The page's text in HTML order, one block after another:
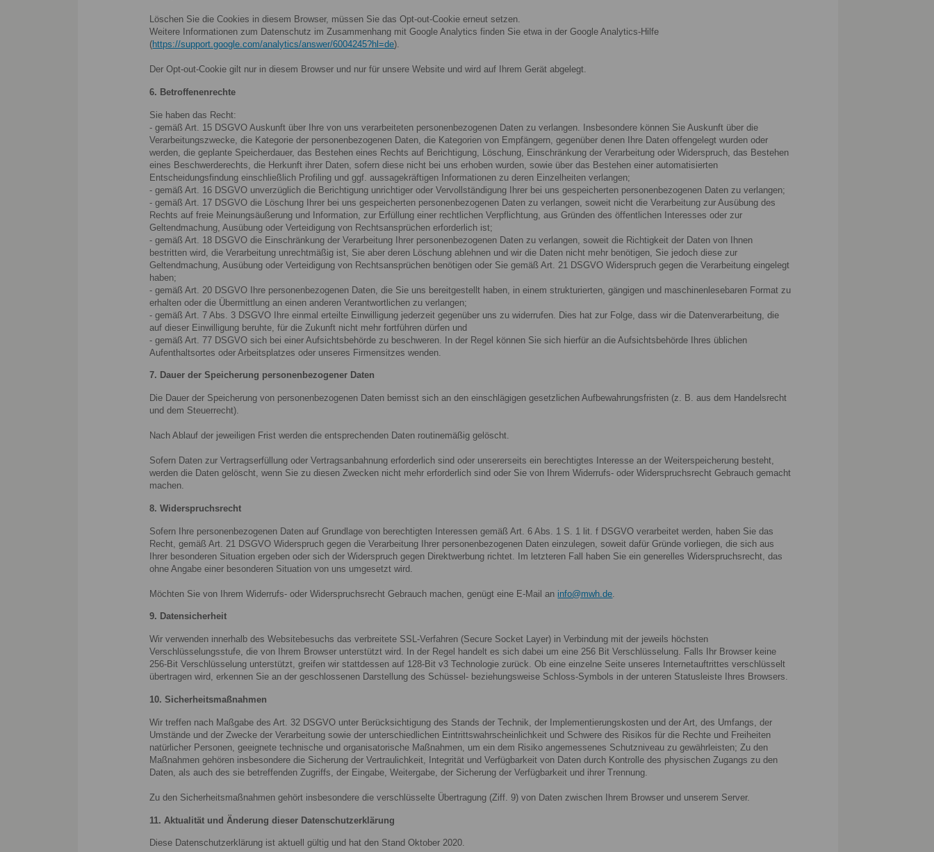
Löschen Sie die Cookies in diesem Browser, müssen Sie das Opt-out-Cookie erneut setzen.
Weitere Informationen zum Datenschutz im Zusammenhang mit Google Analytics finden Sie etwa in der Google Analytics-Hilfe
(https://support.google.com/analytics/answer/6004245?hl=de).
Der Opt-out-Cookie gilt nur in diesem Browser und nur für unsere Website und wird auf Ihrem Gerät abgelegt.
6. Betroffenenrechte
Sie haben das Recht:
- gemäß Art. 15 DSGVO Auskunft über Ihre von uns verarbeiteten personenbezogenen Daten zu verlangen. Insbesondere können Sie Auskunft über die
Verarbeitungszwecke, die Kategorie der personenbezogenen Daten, die Kategorien von Empfängern, gegenüber denen Ihre Daten offengelegt wurden oder
werden, die geplante Speicherdauer, das Bestehen eines Rechts auf Berichtigung, Löschung, Einschränkung der Verarbeitung oder Widerspruch, das Bestehen
eines Beschwerderechts, die Herkunft ihrer Daten, sofern diese nicht bei uns erhoben wurden, sowie über das Bestehen einer automatisierten
Entscheidungsfindung einschließlich Profiling und ggf. aussagekräftigen Informationen zu deren Einzelheiten verlangen;
- gemäß Art. 16 DSGVO unverzüglich die Berichtigung unrichtiger oder Vervollständigung Ihrer bei uns gespeicherten personenbezogenen Daten zu verlangen;
- gemäß Art. 17 DSGVO die Löschung Ihrer bei uns gespeicherten personenbezogenen Daten zu verlangen, soweit nicht die Verarbeitung zur Ausübung des
Rechts auf freie Meinungsäußerung und Information, zur Erfüllung einer rechtlichen Verpflichtung, aus Gründen des öffentlichen Interesses oder zur
Geltendmachung, Ausübung oder Verteidigung von Rechtsansprüchen erforderlich ist;
- gemäß Art. 18 DSGVO die Einschränkung der Verarbeitung Ihrer personenbezogenen Daten zu verlangen, soweit die Richtigkeit der Daten von Ihnen
bestritten wird, die Verarbeitung unrechtmäßig ist, Sie aber deren Löschung ablehnen und wir die Daten nicht mehr benötigen, Sie jedoch diese zur
Geltendmachung, Ausübung oder Verteidigung von Rechtsansprüchen benötigen oder Sie gemäß Art. 21 DSGVO Widerspruch gegen die Verarbeitung eingelegt
haben;
- gemäß Art. 20 DSGVO Ihre personenbezogenen Daten, die Sie uns bereitgestellt haben, in einem strukturierten, gängigen und maschinenlesebaren Format zu
erhalten oder die Übermittlung an einen anderen Verantwortlichen zu verlangen;
- gemäß Art. 7 Abs. 3 DSGVO Ihre einmal erteilte Einwilligung jederzeit gegenüber uns zu widerrufen. Dies hat zur Folge, dass wir die Datenverarbeitung, die
auf dieser Einwilligung beruhte, für die Zukunft nicht mehr fortführen dürfen und
- gemäß Art. 77 DSGVO sich bei einer Aufsichtsbehörde zu beschweren. In der Regel können Sie sich hierfür an die Aufsichtsbehörde Ihres üblichen
Aufenthaltsortes oder Arbeitsplatzes oder unseres Firmensitzes wenden.
7. Dauer der Speicherung personenbezogener Daten
Die Dauer der Speicherung von personenbezogenen Daten bemisst sich an den einschlägigen gesetzlichen Aufbewahrungsfristen (z. B. aus dem Handelsrecht
und dem Steuerrecht).
Nach Ablauf der jeweiligen Frist werden die entsprechenden Daten routinemäßig gelöscht.
Sofern Daten zur Vertragserfüllung oder Vertragsanbahnung erforderlich sind oder unsererseits ein berechtigtes Interesse an der Weiterspeicherung besteht,
werden die Daten gelöscht, wenn Sie zu diesen Zwecken nicht mehr erforderlich sind oder Sie von Ihrem Widerrufs- oder Widerspruchsrecht Gebrauch gemacht
machen.
8. Widerspruchsrecht
Sofern Ihre personenbezogenen Daten auf Grundlage von berechtigten Interessen gemäß Art. 6 Abs. 1 S. 1 lit. f DSGVO verarbeitet werden, haben Sie das
Recht, gemäß Art. 21 DSGVO Widerspruch gegen die Verarbeitung Ihrer personenbezogenen Daten einzulegen, soweit dafür Gründe vorliegen, die sich aus
Ihrer besonderen Situation ergeben oder sich der Widerspruch gegen Direktwerbung richtet. Im letzteren Fall haben Sie ein generelles Widerspruchsrecht, das
ohne Angabe einer besonderen Situation von uns umgesetzt wird.
Möchten Sie von Ihrem Widerrufs- oder Widerspruchsrecht Gebrauch machen, genügt eine E-Mail an info@mwh.de
9. Datensicherheit
Wir verwenden innerhalb des Websitebesuchs das verbreitete SSL-Verfahren (Secure Socket Layer) in Verbindung mit der jeweils höchsten
Verschlüsselungsstufe, die von Ihrem Browser unterstützt wird. In der Regel handelt es sich dabei um eine 256 Bit Verschlüsselung. Falls Ihr Browser keine
256-Bit Verschlüsselung unterstützt, greifen wir stattdessen auf 128-Bit v3 Technologie zurück. Ob eine einzelne Seite unseres Internetauftrittes verschlüsselt
übertragen wird, erkennen Sie an der geschlossenen Darstellung des Schüssel- beziehungsweise Schloss-Symbols in der unteren Statusleiste Ihres Browsers.
10. Sicherheitsmaßnahmen
Wir treffen nach Maßgabe des Art. 32 DSGVO unter Berücksichtigung des Stands der Technik, der Implementierungskosten und der Art, des Umfangs, der
Umstände und der Zwecke der Verarbeitung sowie der unterschiedlichen Eintrittswahrscheinlichkeit und Schwere des Risikos für die Rechte und Freiheiten
natürlicher Personen, geeignete technische und organisatorische Maßnahmen, um ein dem Risiko angemessenes Schutzniveau zu gewährleisten; Zu den
Maßnahmen gehören insbesondere die Sicherung der Vertraulichkeit, Integrität und Verfügbarkeit von Daten durch Kontrolle des physischen Zugangs zu den
Daten, als auch des sie betreffenden Zugriffs, der Eingabe, Weitergabe, der Sicherung der Verfügbarkeit und ihrer Trennung.
Zu den Sicherheitsmaßnahmen gehört insbesondere die verschlüsselte Übertragung (Ziff. 9) von Daten zwischen Ihrem Browser und unserem Server.
11. Aktualität und Änderung dieser Datenschutzerklärung
Diese Datenschutzerklärung ist aktuell gültig und hat den Stand Oktober 2020.